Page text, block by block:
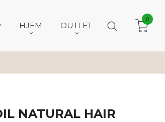
HJEM OUTLET
0
NATURAL HAIR